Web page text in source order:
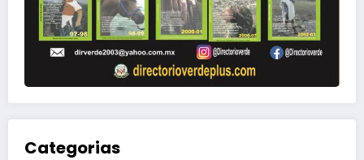
Categorias